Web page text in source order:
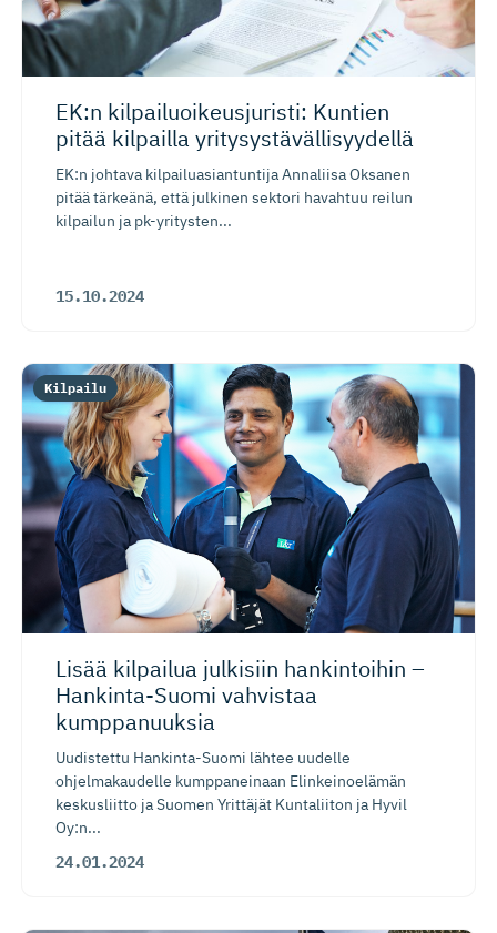
EK:n kilpailuoi­keus­ju­risti: Kuntien
pitää kilpailla yritysystä­väl­li­syydellä
EK:n johtava kilpailuasiantuntija Annaliisa Oksanen
pitää tärkeänä, että julkinen sektori havahtuu reilun
kilpailun ja pk-yritysten...
15.10.2024
Lisää kilpailua julkisiin hankintoihin –
Hankinta-Suomi vahvistaa
kumppanuuksia
Uudistettu Hankinta-Suomi lähtee uudelle
ohjelmakaudelle kumppaneinaan Elinkeinoelämän
keskusliitto ja Suomen Yrittäjät Kuntaliiton ja Hyvil
Oy:n...
24.01.2024
Kilpailu